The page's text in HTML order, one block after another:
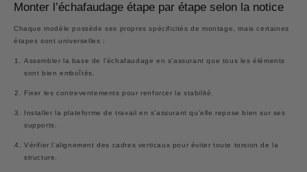
Monter l’échafaudage étape par étape selon la notice
Chaque modèle possède ses propres spécificités de montage, mais certaines
étapes sont universelles :
Assembler la base de l’échafaudage en s’assurant que tous les éléments
sont bien emboîtés.
Fixer les contreventements pour renforcer la stabilité.
Installer la plateforme de travail en s’assurant qu’elle repose bien sur ses
supports.
Vérifier l’alignement des cadres verticaux pour éviter toute torsion de la
structure.